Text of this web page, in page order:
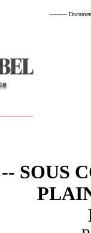
----------
-- SOUS